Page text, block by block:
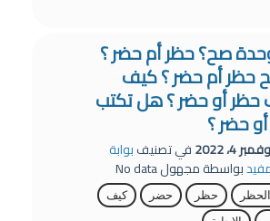
صح؟ حظر أم حضر ؟
حظر أم حضر ؟ كيف
حظر أو حضر ؟ هل تكتب
حضر ؟
4، 2022 في تصنيفبوابة
بواسطةمجهولNo data
حظر حضر
كيف